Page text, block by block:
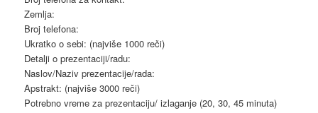
Zemlja:
Broj telefona:
Ukratko o sebi: (najviše 1000 reči)
Detalji o prezentaciji/radu:
Naslov/Naziv prezentacije/rada:
Apstrakt: (najviše 3000 reči)
Potrebno vreme za prezentaciju/ izlaganje (20, 30, 45 minuta)